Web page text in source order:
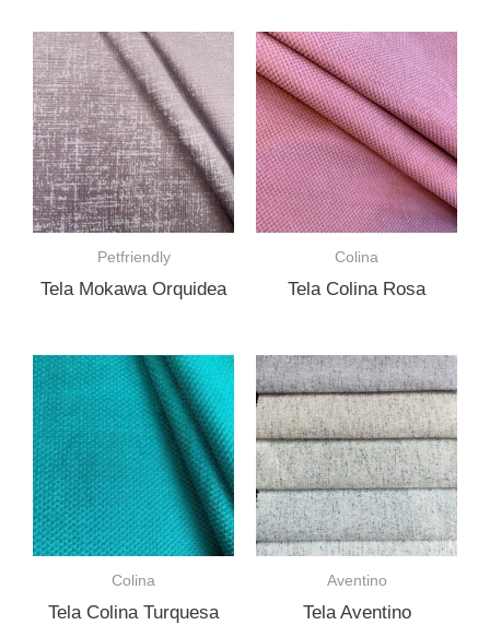
Petfriendly
Tela Mokawa Orquidea
Colina
Tela Colina Rosa
Colina
Tela Colina Turquesa
Aventino
Tela Aventino